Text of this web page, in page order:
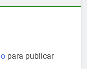
para publicar